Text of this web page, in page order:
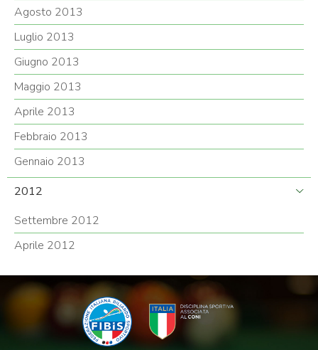
Agosto 2013
Luglio 2013
Giugno 2013
Maggio 2013
Aprile 2013
Febbraio 2013
Gennaio 2013
2012
Settembre 2012
Aprile 2012